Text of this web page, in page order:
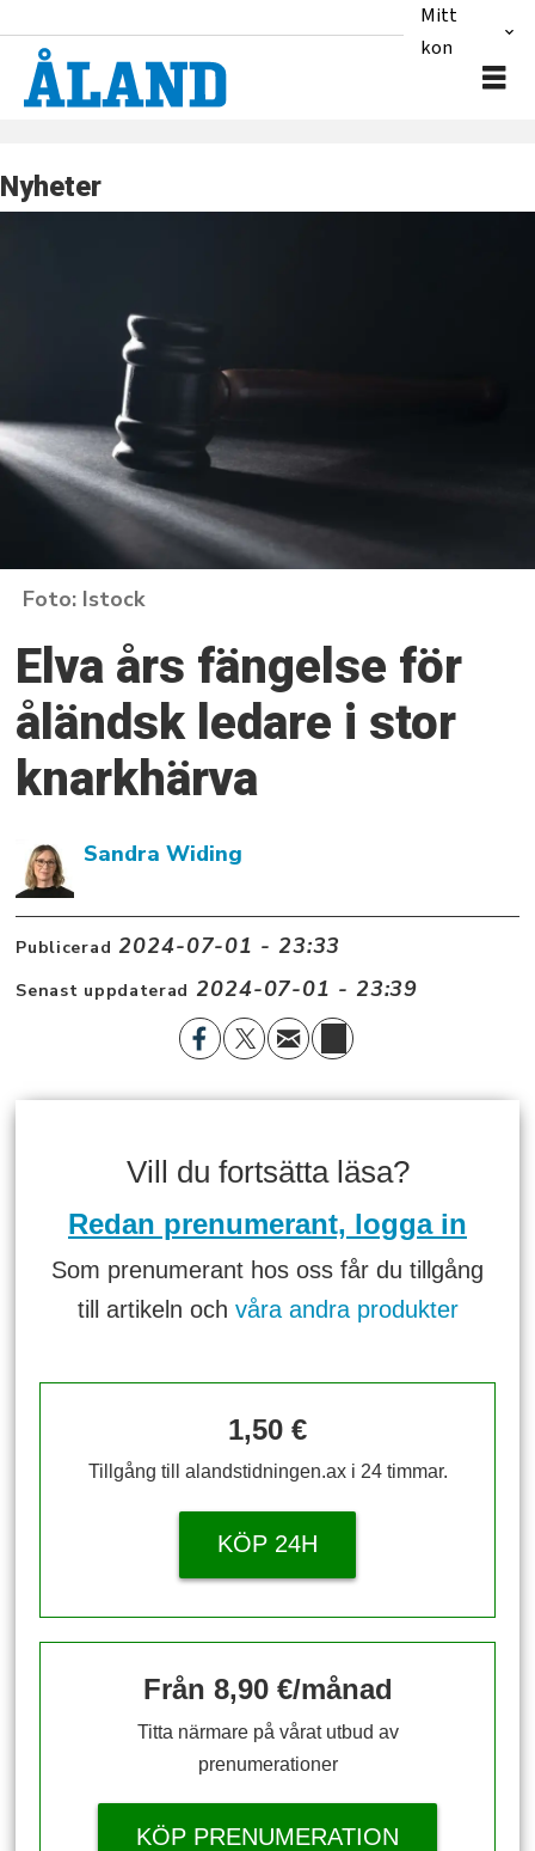
Mitt
konto
Nyheter
Istock
Elva års fängelse för
åländsk ledare i stor
knarkhärva
Sandra Widing
Publicerad 2024-07-01 - 23:33
Senast uppdaterad 2024-07-01 - 23:39
Vill du fortsätta läsa?
Redan prenumerant, logga in
Som prenumerant hos oss får du tillgång
till artikeln och våra andra produkter
1,50 €
Tillgång till alandstidningen.ax i 24 timmar.
KÖP 24H
Från 8,90 €/månad
Titta närmare på vårat utbud av
prenumerationer
KÖP PRENUMERATION